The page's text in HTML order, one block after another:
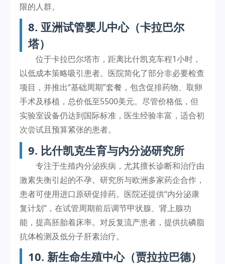
限的人群。
8. 亚洲试管婴儿中心（卡拉巴尔
塔）
位于卡拉巴尔塔市，距离比什凯克车程1小时，
以低成本策略吸引患者。医院简化了部分非必要检查
项目，并推出“基础周期”套餐，包含促排药物、取卵
手术及移植，总价低至5500美元。尽管价格低，但
实验室设备仍达到国际标准，医生经验丰富，适合初
次尝试且预算紧张的患者。
9. 比什凯克生育与内分泌研究所
专注于生殖内分泌疾病，尤其擅长诊断和治疗由
激素失衡引起的不孕。研究所与欧洲多家药企合作，
患者可使用进口原研促排药。医院还提供“内分泌康
复计划”，在试管周期前后调节甲状腺、肾上腺功
能，提高胚胎着床率。对反复流产患者，提供抗磷脂
抗体检测及低分子肝素治疗。
10. 新生命生殖中心（贾拉拉巴德）